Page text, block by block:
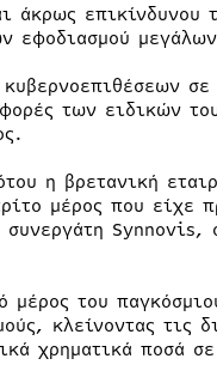
άκρως επικίνδυνου
εφοδιασμού
των ειδικών
η βρετανική
μέρος που είχε
Synnovis,
μέρος του
κλείνοντας τις
χρηματικά ποσά